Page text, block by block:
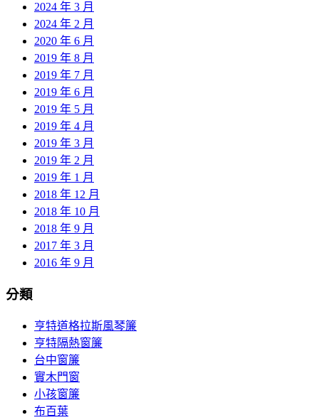
2024 年 3 月
2024 年 2 月
2020 年 6 月
2019 年 8 月
2019 年 7 月
2019 年 6 月
2019 年 5 月
2019 年 4 月
2019 年 3 月
2019 年 2 月
2019 年 1 月
2018 年 12 月
2018 年 10 月
2018 年 9 月
2017 年 3 月
2016 年 9 月
分類
亨特道格拉斯風琴簾
亨特隔熱窗簾
台中窗簾
實木門窗
小孩窗簾
布百葉